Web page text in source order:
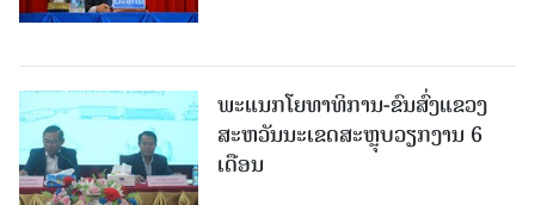
ພະແນກໂຍທາທິການ-ຂົນສົ່ງແຂວງ
ສະຫວັນນະເຂດສະຫຼຸບວຽກງານ 6
ເດືອນ